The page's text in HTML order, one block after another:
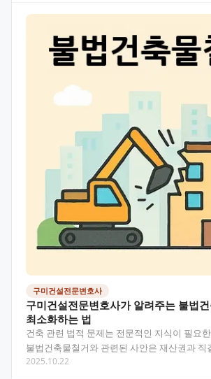
구미건설전문변호사
구미건설전문변호사가 알려주는 불법
최소화하는 법
건축 관련 법적 문제는 전문적인 지식이 필요
불법건축물철거와 관련된 사안은 재산권과 직
큰 부담이 될 수 있어요. 이 글에서는 구미 지역
2025.10.22